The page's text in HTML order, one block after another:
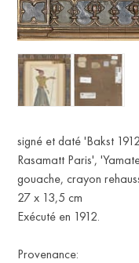
signé et daté 'Bakst
Rasamatt Paris',
gouache, crayon
27 x 13,5 cm
Exécuté en 1912.
Provenance: